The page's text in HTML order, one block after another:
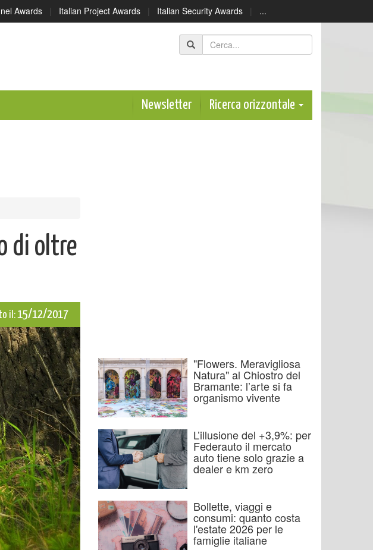
Awards | Italian Project Awards | Italian Security Awards | ...
Newsletter Ricerca orizzontale
di oltre
il:15/12/2017
"Flowers. Meravigliosa
Natura" al Chiostro del
Bramante: l’arte si fa
organismo vivente
L’illusione del +3,9%: per
Federauto il mercato
auto tiene solo grazie a
dealer e km zero
Bollette, viaggi e
consumi: quanto costa
l'estate 2026 per le
famiglie italiane